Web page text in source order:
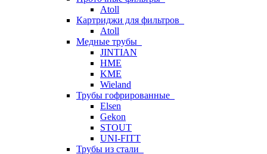
Atoll
Картриджи для фильтров
Atoll
Медные трубы
JINTIAN
HME
KME
Wieland
Трубы гофрированные
Elsen
Gekon
STOUT
UNI-FITT
Трубы из стали